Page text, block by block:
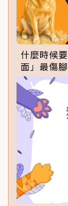
什麼時候
面」最傷